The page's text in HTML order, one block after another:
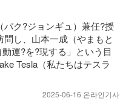
パク?ジョンギュ）兼任?授
し、山本一成（やまもと
運?を?現する」という目
Tesla（私たちはテスラ
2025-06-16 온라인기사